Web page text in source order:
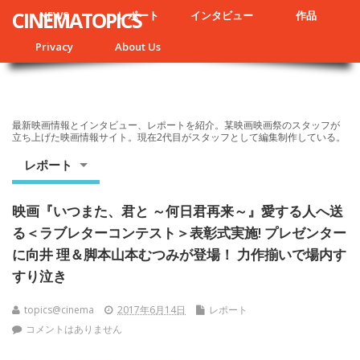
NEWS レポート インタビュー 作品
Privacy About Us
CINEMATOPICS
最新映画情報とインタビュー、レポートを紹介。某映画映画祭のスタッフが
立ち上げた映画情報サイト。現在2代目がスタッフとして編集制作している。
レポート
映画『いつまた、君と ～何日君再来～』愛する人へ送
る＜ラブレターコンテスト＞表彰式実施! プレゼンター
に向井 理＆脚本山本むつみが登場！ 力作揃いで場内す
すり泣き
topics@cinema 2017年6月14日
レポート
コメントはありません